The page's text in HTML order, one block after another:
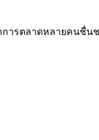
ลาดหลายคนชื่นชอบ